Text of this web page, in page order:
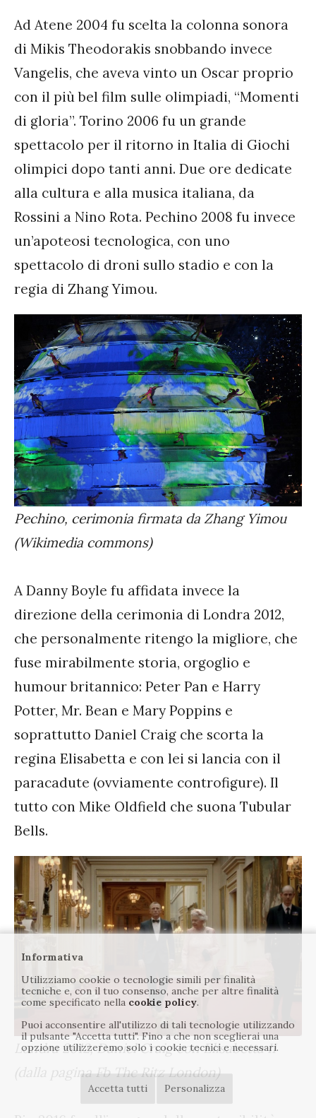
Ad Atene 2004 fu scelta la colonna sonora
di Mikis Theodorakis snobbando invece
Vangelis, che aveva vinto un Oscar proprio
con il più bel film sulle olimpiadi, “Momenti
di gloria”. Torino 2006 fu un grande
spettacolo per il ritorno in Italia di Giochi
olimpici dopo tanti anni. Due ore dedicate
alla cultura e alla musica italiana, da
Rossini a Nino Rota. Pechino 2008 fu invece
un’apoteosi tecnologica, con uno
spettacolo di droni sullo stadio e con la
regia di Zhang Yimou.
Pechino, cerimonia firmata da Zhang Yimou
(Wikimedia commons)
A Danny Boyle fu affidata invece la
direzione della cerimonia di Londra 2012,
che personalmente ritengo la migliore, che
fuse mirabilmente storia, orgoglio e
humour britannico: Peter Pan e Harry
Potter, Mr. Bean e Mary Poppins e
soprattutto Daniel Craig che scorta la
regina Elisabetta e con lei si lancia con il
paracadute (ovviamente controfigure). Il
tutto con Mike Oldfield che suona Tubular
Bells.
Londra 2012, Daniel Craig con Elisabetta II
(dalla pagina Fb The Ritz London)
Informativa
Utilizziamo cookie o tecnologie simili per finalità
tecniche e, con il tuo consenso, anche per altre finalità
come specificato nella cookie policy.
Puoi acconsentire all'utilizzo di tali tecnologie utilizzando
il pulsante "Accetta tutti". Fino a che non sceglierai una
opzione utilizzeremo solo i cookie tecnici e necessari.
Accetta tutti Personalizza